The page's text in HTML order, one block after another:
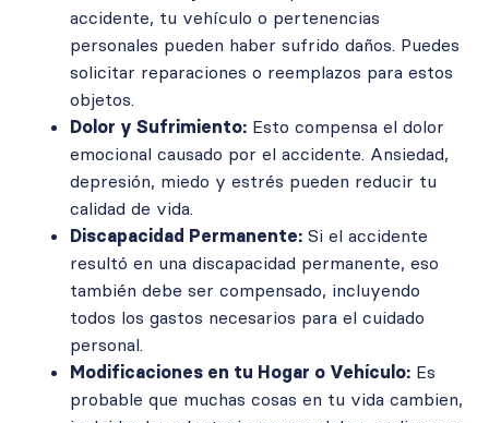
accidente, tu vehículo o pertenencias
personales pueden haber sufrido daños. Puedes
solicitar reparaciones o reemplazos para estos
objetos.
Dolor y Sufrimiento: Esto compensa el dolor
emocional causado por el accidente. Ansiedad,
depresión, miedo y estrés pueden reducir tu
calidad de vida.
Discapacidad Permanente: Si el accidente
resultó en una discapacidad permanente, eso
también debe ser compensado, incluyendo
todos los gastos necesarios para el cuidado
personal.
Modificaciones en tu Hogar o Vehículo: Es
probable que muchas cosas en tu vida cambien,